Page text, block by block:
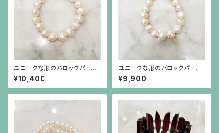
ユニークな形のバロックパール
のシンプルなブレスレット 20㎝
¥10,400
ユニークな形のバロックパール
のシンプルなブレスレット 19㎝
¥9,900